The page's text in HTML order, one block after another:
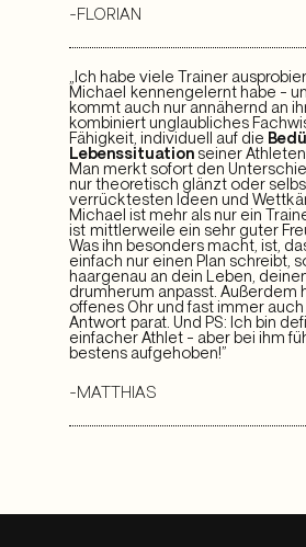
-FLORIAN
„Ich habe viele Trainer
Michael kennengelernt habe –
kommt auch nur annähernd an
kombiniert unglaubliches
Fähigkeit, individuell auf die
Lebenssituationseiner
Man merkt sofort den
nur theoretisch glänzt oder
verrücktesten Ideen und
Michael ist mehr als nur ein
ist mittlerweile ein sehr guter
Was ihn besonders macht, ist,
einfach nur einen Plan schreibt,
haargenau an dein Leben,
drumherum anpasst. Außerdem
offenes Ohr und fast immer
Antwort parat. Und PS: Ich bin
einfacher Athlet – aber bei ihm
bestens aufgehoben!”
-MATTHIAS